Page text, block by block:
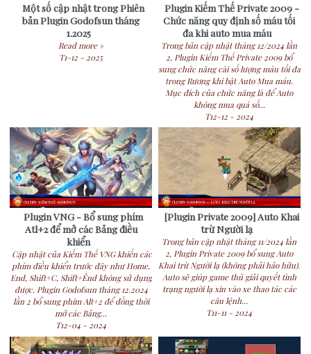
Một số cập nhật trong Phiên
bản Plugin Godofsun tháng
1.2025
Read more »
T1-12 - 2025
Plugin Kiếm Thế Private 2009 -
Chức năng quy định số máu tối
đa khi auto mua máu
Trong bản cập nhật tháng 12/2024 lần
2, Plugin Kiếm Thế Private 2009 bổ
sung chức năng cài số lượng máu tối đa
trong Rương khi bật Auto Mua máu.
Mục đích của chức năng là để Auto
không mua quá số...
T12-12 - 2024
Plugin VNG - Bổ sung phím
Atl+2 để mở các Bảng điều
khiển
Cập nhật của Kiếm Thế VNG khiến các
phím điều khiển trước đây như Home,
End, Shift+C, Shift+Ẻnd không sử dụng
được. Plugin Godofsun tháng 12.2024
lần 2 bổ sung phím Alt+2 để đồng thời
mở các Bảng...
T12-04 - 2024
[Plugin Private 2009] Auto Khai
trừ Người lạ
Trong bản cập nhật tháng 11/2024 lần
2, Plugin Private 2009 bổ sung Auto
Khai trừ Người lạ (không phải hảo hữu).
Auto sẽ giúp game thủ giải quyết tình
trạng người lạ xin vào xe thao tác các
câu lệnh...
T11-11 - 2024